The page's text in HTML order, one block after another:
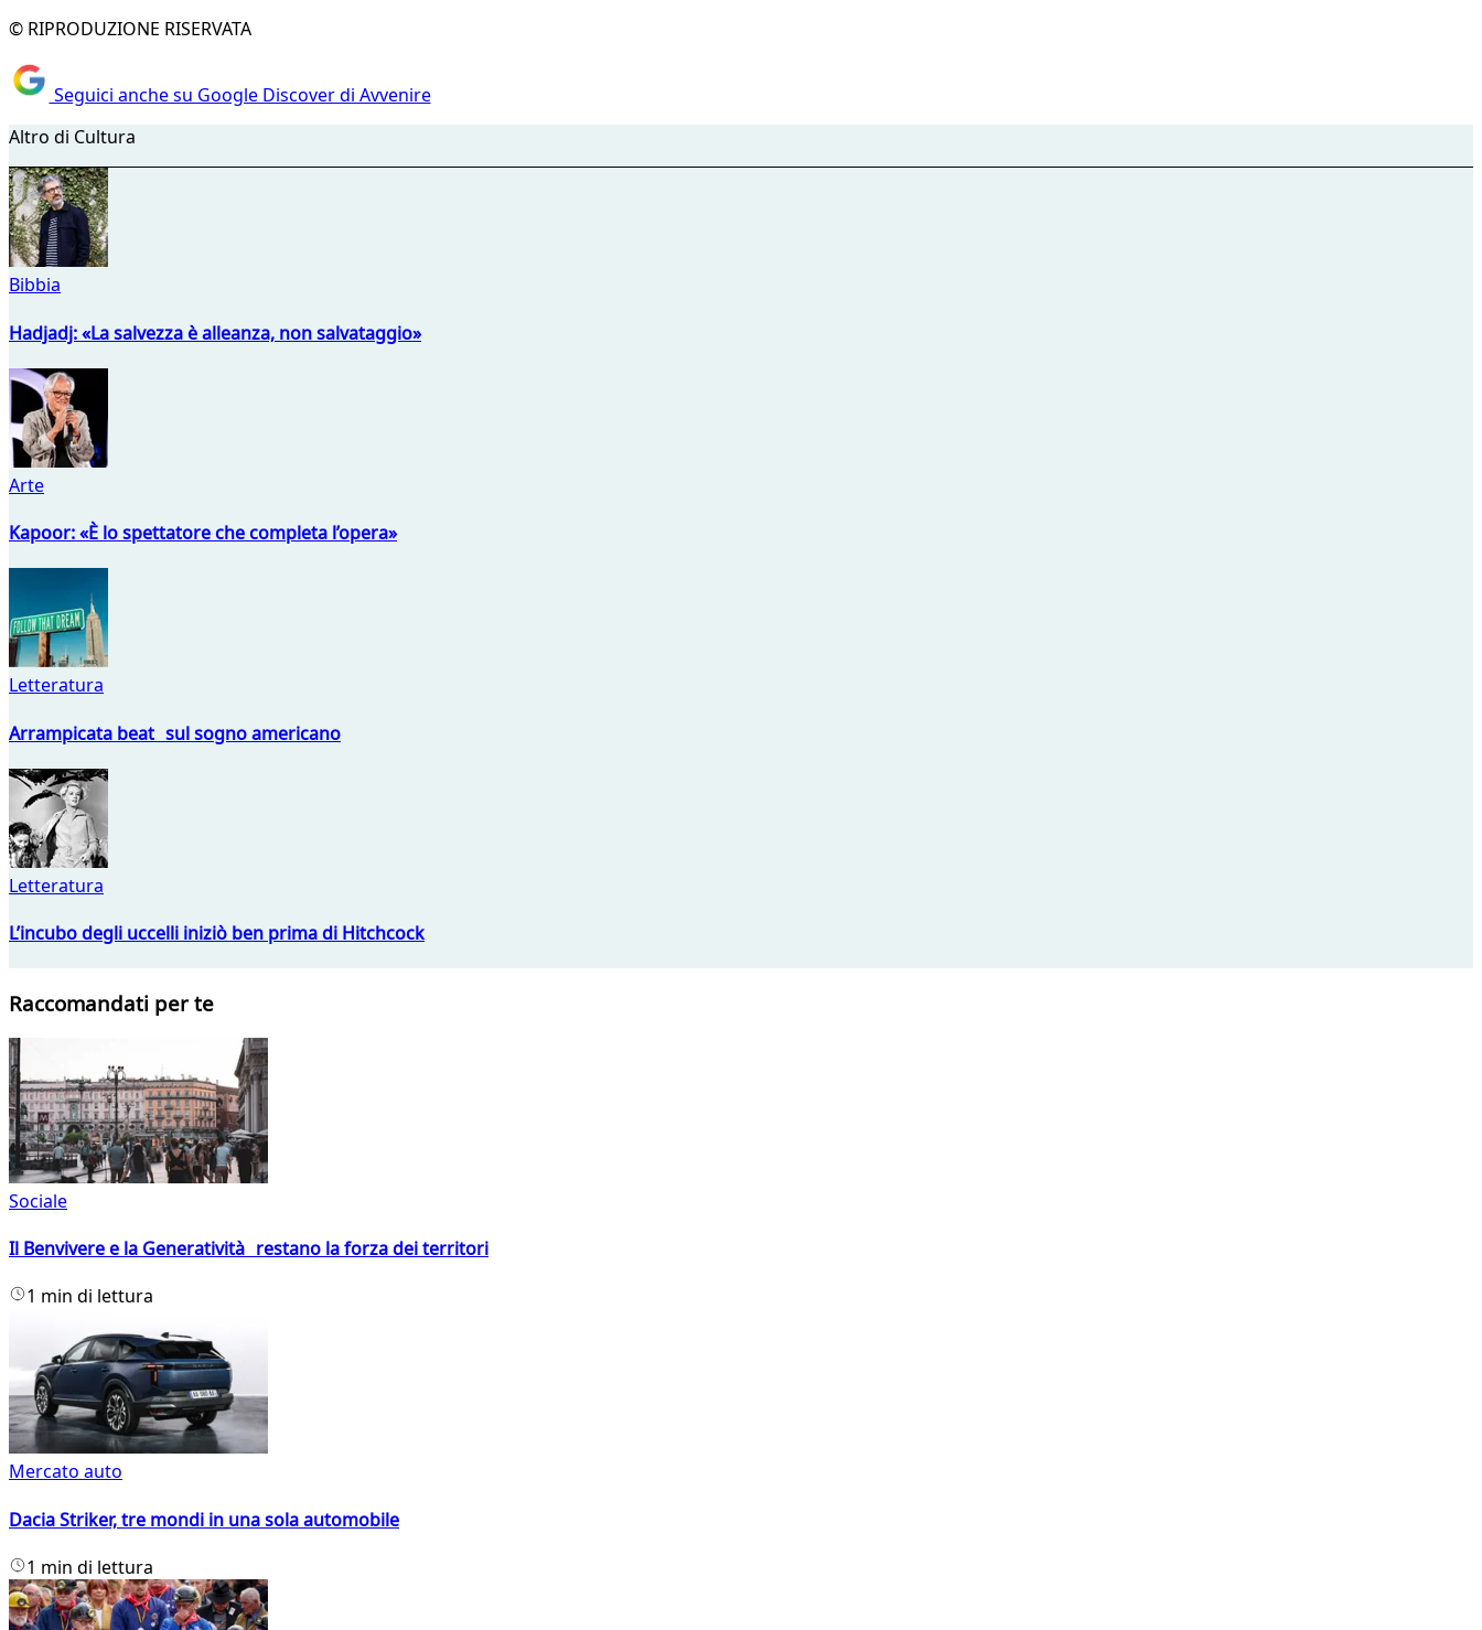
© RIPRODUZIONE RISERVATA
Seguici anche su Google Discover di Avvenire
Altro di Cultura
Bibbia
Hadjadj: «La salvezza è alleanza, non salvataggio»
Arte
Kapoor: «È lo spettatore che completa l’opera»
Letteratura
Arrampicata beat sul sogno americano
Letteratura
L’incubo degli uccelli iniziò ben prima di Hitchcock
Raccomandati per te
Sociale
Il Benvivere e la Generatività restano la forza dei territori
1 min di lettura
Mercato auto
Dacia Striker, tre mondi in una sola automobile
1 min di lettura